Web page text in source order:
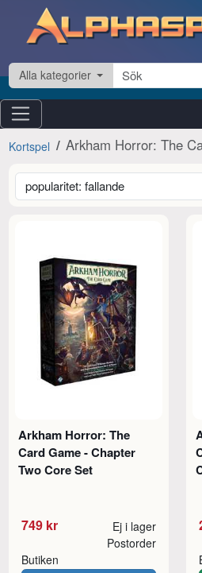
Hoppa till innehåll
Alla kategorier
Kortspel Arkham Horror: The
Arkham Horror: The
Card Game - Chapter
Two Core Set
749 kr Ej i lager
Butiken
Postorder